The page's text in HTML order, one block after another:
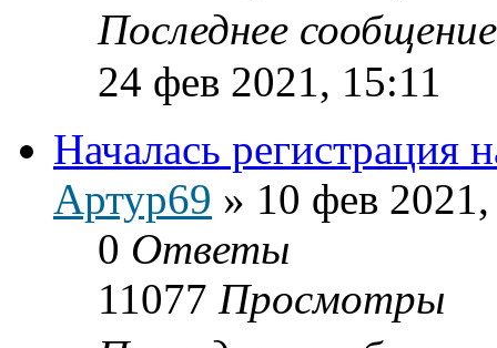
Последнее
24 фев 2021, 15:11
Началась регистрация
Артур69 » 10 фев
0 Ответы
11077 Просмотры